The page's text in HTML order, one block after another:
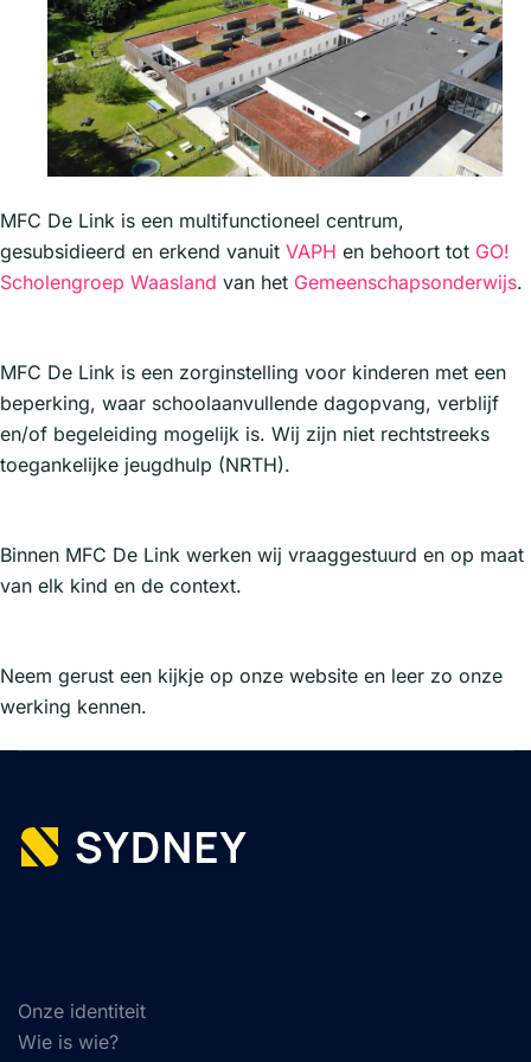
MFC De Link is een multifunctioneel centrum,
gesubsidieerd en erkend vanuit VAPH en behoort tot GO!
Scholengroep Waasland van het Gemeenschapsonderwijs.
MFC De Link is een zorginstelling voor kinderen met een
beperking, waar schoolaanvullende dagopvang, verblijf
en/of begeleiding mogelijk is. Wij zijn niet rechtstreeks
toegankelijke jeugdhulp (NRTH).
Binnen MFC De Link werken wij vraaggestuurd en op maat
van elk kind en de context.
Neem gerust een kijkje op onze website en leer zo onze
werking kennen.
Onze identiteit
Wie is wie?